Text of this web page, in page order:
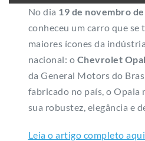
No dia 19 de novembro
conheceu um carro que se
maiores ícones da
nacional: o Chevrolet
da General Motors do
fabricado no país, o Opala
sua robustez, elegância e
Leia o artigo completo